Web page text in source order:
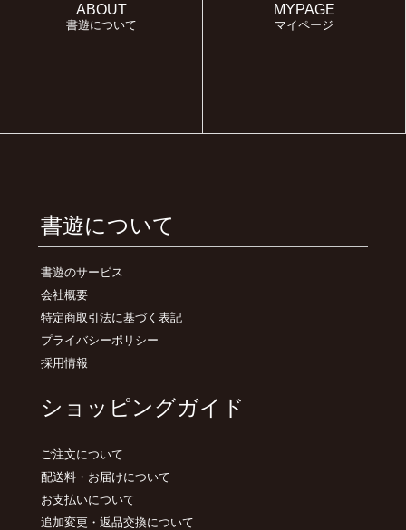
ABOUT
書遊について
MYPAGE
マイページ
書遊について
書遊のサービス
会社概要
特定商取引法に基づく表記
プライバシーポリシー
採用情報
ショッピングガイド
ご注文について
配送料・お届けについて
お支払いについて
追加変更・返品交換について